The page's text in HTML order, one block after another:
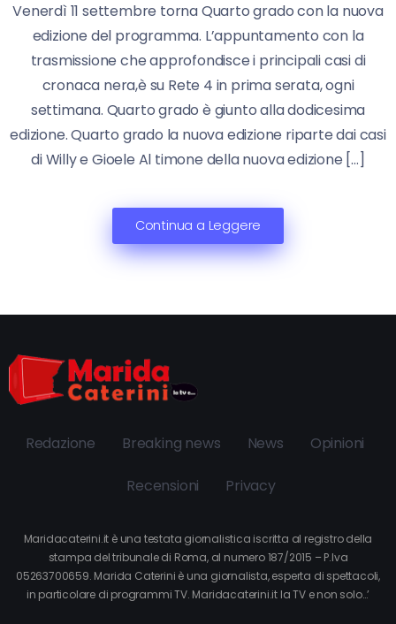
Venerdì 11 settembre torna Quarto grado con la nuova
edizione del programma. L’appuntamento con la
trasmissione che approfondisce i principali casi di
cronaca nera,è su Rete 4 in prima serata, ogni
settimana. Quarto grado è giunto alla dodicesima
edizione. Quarto grado la nuova edizione riparte dai casi
di Willy e Gioele Al timone della nuova edizione […]
Continua a Leggere
Redazione Breaking news News Opinioni
Recensioni Privacy
Maridacaterini.it è una testata giornalistica iscritta al registro della
stampa del tribunale di Roma, al numero 187/2015 – P.Iva
05263700659. Marida Caterini è una giornalista, esperta di spettacoli,
in particolare di programmi TV. Maridacaterini.it la TV e non solo…’